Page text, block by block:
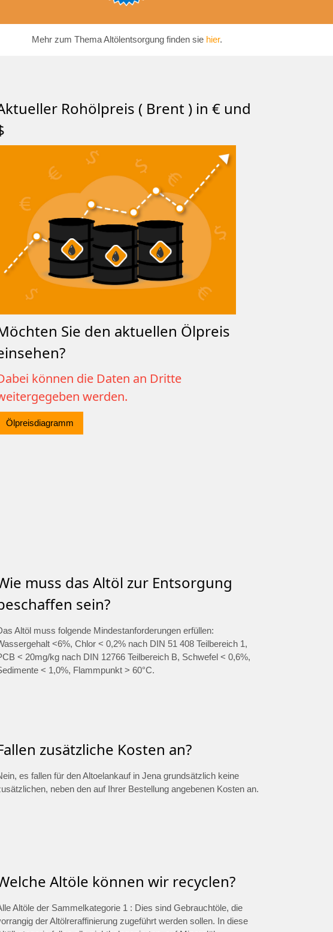
Mehr zum Thema Altölentsorgung finden sie hier.
Rohölpreis ( Brent ) in € und
Sie den aktuellen Ölpreis
können die Daten an Dritte
werden.
Ölpreisdiagramm
muss das Altöl zur Entsorgung
sein?
Altöl muss folgende Mindestanforderungen erfüllen:
<6%, Chlor < 0,2% nach DIN 51 408 Teilbereich 1,
< 20mg/kg nach DIN 12766 Teilbereich B, Schwefel < 0,6%,
< 1,0%, Flammpunkt > 60°C.
zusätzliche Kosten an?
es fallen für den Altoelankauf in Jena grundsätzlich keine
neben den auf Ihrer Bestellung angebenen Kosten an.
Altöle können wir recyclen?
Altöle der Sammelkategorie 1 : Dies sind Gebrauchtöle, die
der Altölreraffinierung zugeführt werden sollen. In diese